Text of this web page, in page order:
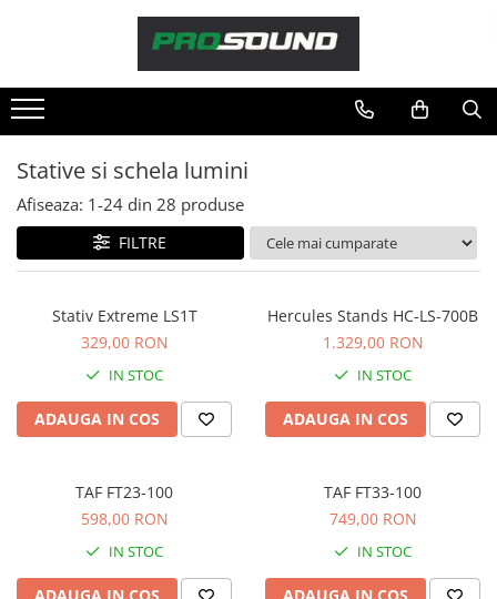
Sonorizare / PA
Adaptoare phantom
Adresare publica 100V
Amplificatoare Audio
Boxe Audio
Mixere audio
Monitorizare In-Ear
Pickup-uri, platane & accesorii
Playere si Recordere
Procesoare si efecte
Stabilizatoare de tensiune UPS si
Power Conditioner
Unelte Audio
Microfoane
Stative si schela lumini
Afiseaza: 1-24 din 28 produse
FILTRE
Stativ Extreme LS1T
329,00 RON
IN STOC
ADAUGA IN COS
Hercules Stands HC-LS-700B
1.329,00 RON
IN STOC
ADAUGA IN COS
TAF FT23-100
598,00 RON
IN STOC
ADAUGA IN COS
TAF FT33-100
749,00 RON
IN STOC
ADAUGA IN COS